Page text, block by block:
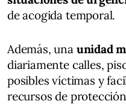
de acogida temporal.
Además, una unidad
diariamente calles,
posibles víctimas y
recursos de